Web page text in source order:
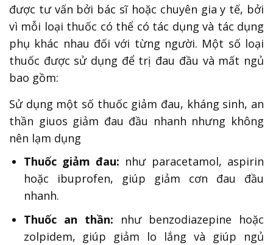
được tư vấn bởi bác sĩ hoặc chuyên gia y tế, bởi
vì mỗi loại thuốc có thể có tác dụng và tác dụng
phụ khác nhau đối với từng người. Một số loại
thuốc được sử dụng để trị đau đầu và mất ngủ
bao gồm:
Sử dụng một số thuốc giảm đau, kháng sinh, an
thần giuos giảm đau đầu nhanh nhưng không
nên lạm dụng
Thuốc giảm đau: như paracetamol, aspirin
hoặc ibuprofen, giúp giảm cơn đau đầu
nhanh.
Thuốc an thần: như benzodiazepine hoặc
zolpidem, giúp giảm lo lắng và giúp ngủ